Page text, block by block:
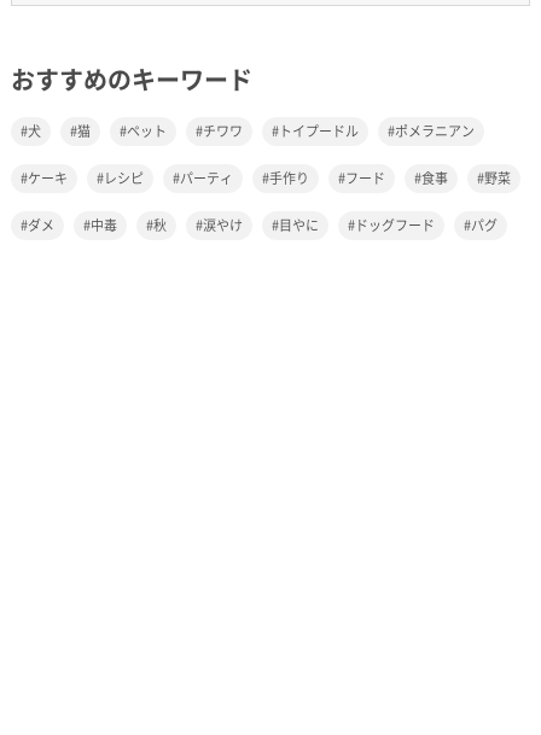
おすすめのキーワード
犬 猫 ペット チワワ トイプードル ポメラニアン
ケーキ レシピ パーティ 手作り フード 食事 野菜
ダメ 中毒 秋 涙やけ 目やに ドッグフード パグ